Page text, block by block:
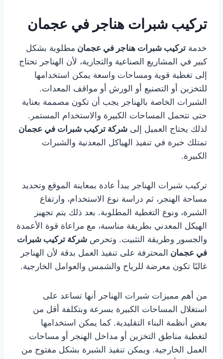
تركيب شبرات هناجر في عجمان
خدمة تركيب شبرات هناجر في عجمان مطلوبة بشكل
كبير في المشاريع الصناعية والتجارية، لأن الهناجر تحتاج
إلى تغطية قوية ومساحات واسعة يمكن استخدامها
للتخزين أو التصنيع أو الورش أو مواقف المعدات.
الشبرات الخاصة بالهناجر يجب أن تكون مصممة بعناية
حتى تتحمل المساحات الكبيرة والاستخدام المستمر.
لذلك يحتاج العميل إلى شركة تركيب شبرات في عجمان
تمتلك خبرة في تنفيذ الهياكل المعدنية والشبرات
الكبيرة.
تركيب شبرات الهناجر يبدأ عادة بمعاينة الموقع وتحديد
مساحة الهنجر، ثم دراسة نوع الاستخدام، وارتفاع
الشبرة، ونوع التغطية المطلوبة. بعد ذلك يتم تجهيز
الهيكل المعدني بطريقة مناسبة، مع مراعاة قوة الأعمدة
والجسور وطريقة التثبيت. وتحرص شركة تركيب شبرات
في عجمان المحترفة على تنفيذ العمل بدقة لأن الهناجر
غالبًا تكون معرضة للرياح والشمس والعوامل الخارجية.
من أهم مميزات شبرات الهناجر أنها تساعد على
استغلال المساحات الكبيرة بسرعة وبتكلفة أقل من
بعض أنظمة البناء التقليدية. كما يمكن استخدامها
لتغطية مناطق التخزين أو مداخل الهنجر أو مساحات
العمل الخارجية. ويمكن تنفيذ الشبرة بشكل مفتوح من